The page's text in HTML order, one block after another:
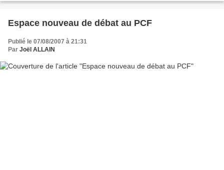
Espace nouveau de débat au PCF
Publié le 07/08/2007 à 21:31
Par Joël ALLAIN